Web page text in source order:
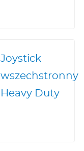
Joystick
wszechstronny
Heavy Duty